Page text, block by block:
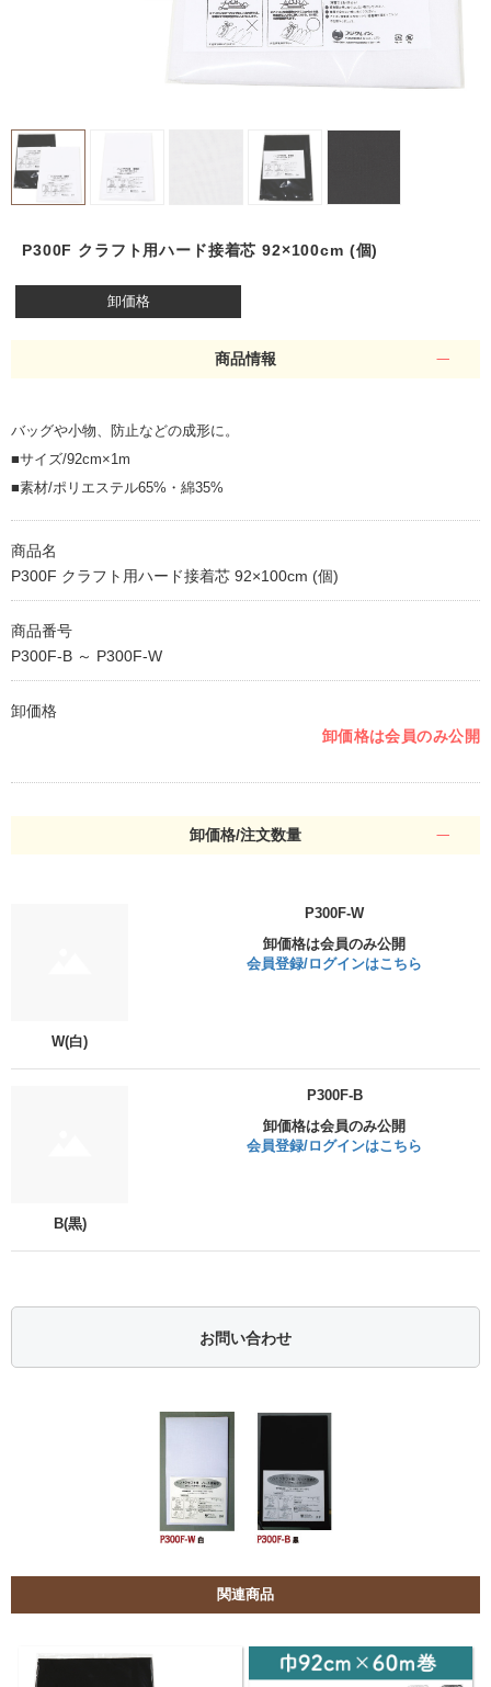
P300F クラフト用ハード接着芯 92×100cm (個)
卸価格
商品情報
バッグや小物、防止などの成形に。
■サイズ/92cm×1m
■素材/ポリエステル65%・綿35%
商品名
P300F クラフト用ハード接着芯 92×100cm (個)
商品番号
P300F-B ～ P300F-W
卸価格
卸価格は会員のみ公開
卸価格/注文数量
W(白)
P300F-W
卸価格は会員のみ公開
会員登録/ログインはこちら
B(黒)
P300F-B
卸価格は会員のみ公開
会員登録/ログインはこちら
お問い合わせ
関連商品